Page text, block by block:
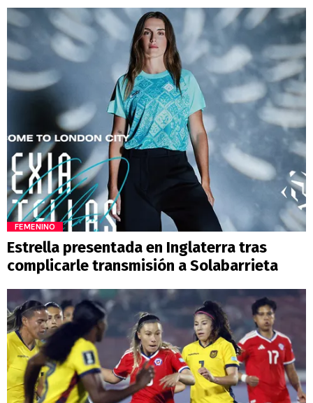
FEMENINO
Estrella presentada en Inglaterra tras
complicarle transmisión a Solabarrieta